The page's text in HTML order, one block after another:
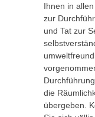
Ihnen in
zur
und Tat zur
die
übergeben.